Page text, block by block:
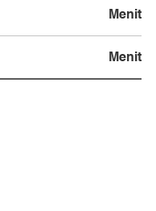
Menit
Menit